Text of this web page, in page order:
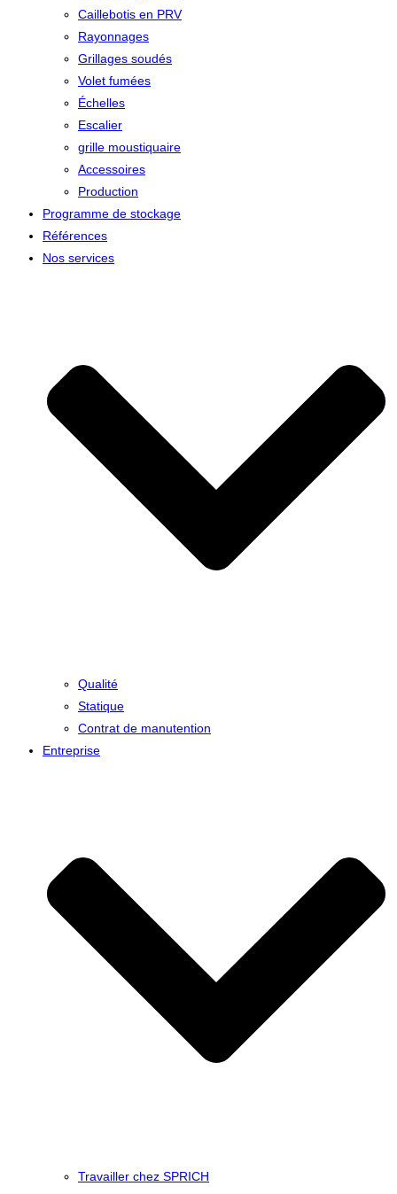
Caillebotis en PRV
Rayonnages
Grillages soudés
Volet fumées
Échelles
Escalier
grille moustiquaire
Accessoires
Production
Programme de stockage
Références
Nos services
Qualité
Statique
Contrat de manutention
Entreprise
Travailler chez SPRICH